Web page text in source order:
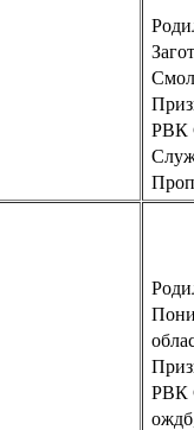
РВК
РВК